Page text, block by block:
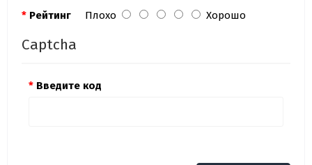
Рейтинг Плохо Хорошо
Captcha
Введите код